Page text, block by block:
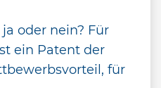
oder nein? Für
ein Patent der
für